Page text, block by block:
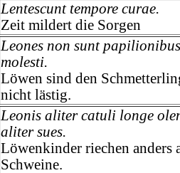
Lentescunt tempore curae.
Zeit mildert die Sorgen
Leones non sunt papilionibus
molesti.
Löwen sind den
nicht lästig.
Leonis aliter catuli longe
aliter sues.
Löwenkinder riechen anders
Schweine.